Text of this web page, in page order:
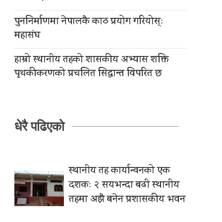
पुननिर्माणमा नेपालकै काठ प्रयोग गरियोस्ः
महासंघ
हाम्रो स्थानीय तहको शासकीय अभ्यास शक्ति
पृथकीकरणको प्रचलित सिद्धान्त विपरित छ
धेरै पढिएको
स्थानीय तह कार्यान्वनको एक
दशकः २ सयभन्दा बढी स्थानीय
तहमा अझै बनेन प्रशासकीय भवन